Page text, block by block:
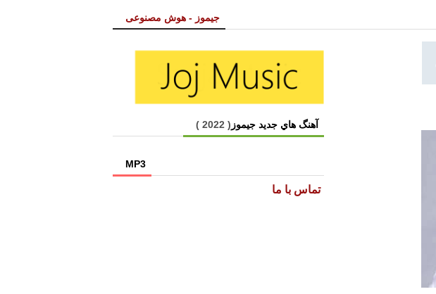
جیموز - هوش مصنوعی
آهنگ هاي جديد جیموز ( 2022 )
MP3
تماس با ما